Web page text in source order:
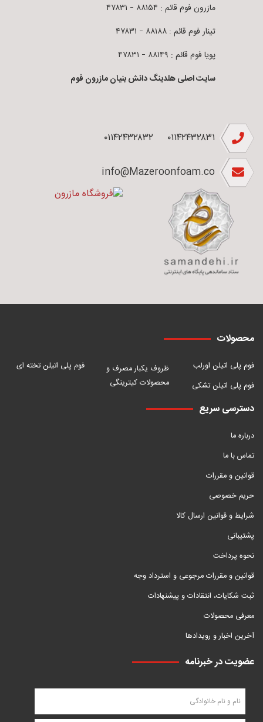
مازرون فوم قائم : ۸۸۱۵۴ – ۴۷۸۳۱
تینار فوم قائم : ۸۸۱۸۸ – ۴۷۸۳۱
پویا فوم قائم : ۸۸۱۴۹ – ۴۷۸۳۱
سایت اصلی هلدینگ دانش بنیان مازرون فوم
۰۱۱۴۲۴۳۲۸۳۱ ۰۱۱۴۲۴۳۲۸۳۲
info@Mazeroonfoam.co
محصولات
فوم پلی اتیلن اورلب
فوم پلی اتیلن تشکی
ظروف یکبار مصرف و
محصولات کیترینگی
فوم پلی اتیلن تخته ای
دسترسی سریع
درباره ما
تماس با ما
قوانین و مقررات
حریم خصوصی
شرایط و قوانین ارسال کالا
پشتیبانی
نحوه پرداخت
قوانین و مقررات مرجوعی و استرداد وجه
ثبت شکایات، انتقادات و پیشنهادات
معرفی محصولات
آخرین اخبار و رویدادها
عضویت در خبرنامه